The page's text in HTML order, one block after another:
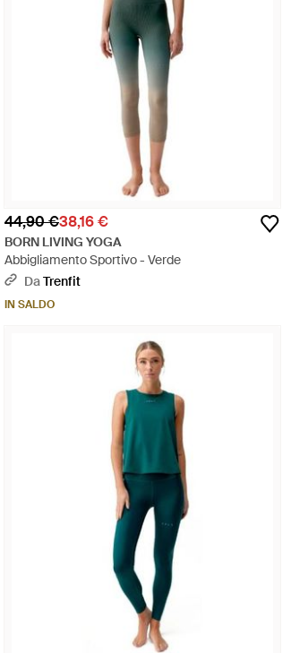
44,90 €38,16 €
BORN LIVING YOGA
Abbigliamento Sportivo - Verde
DaTrenfit
IN SALDO